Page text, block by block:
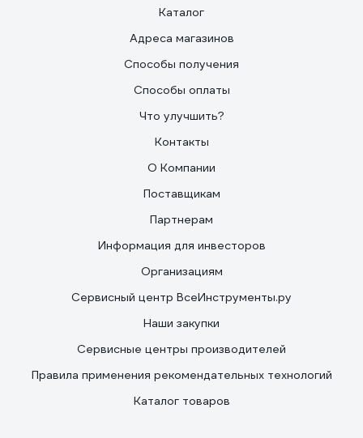
Каталог
Адреса магазинов
Способы получения
Способы оплаты
Что улучшить?
Контакты
О Компании
Поставщикам
Партнерам
Информация для инвесторов
Организациям
Сервисный центр ВсеИнструменты.ру
Наши закупки
Сервисные центры производителей
Правила применения рекомендательных технологий
Каталог товаров